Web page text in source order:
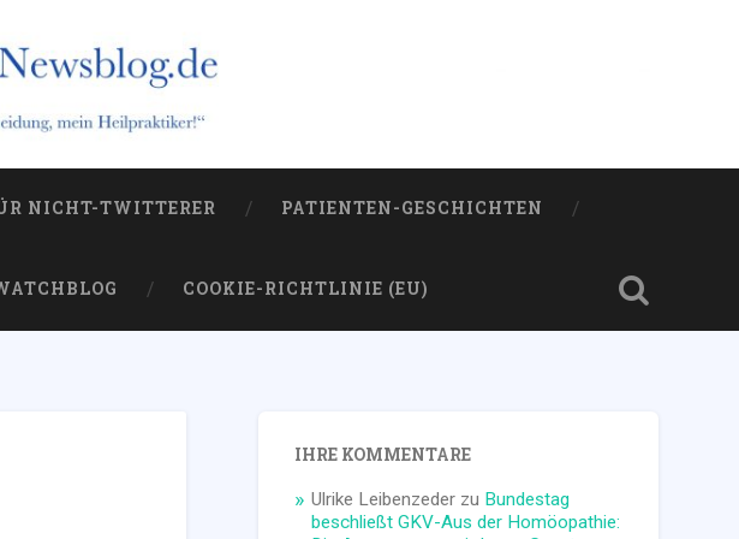
NICHT-TWITTERER PATIENTEN-GESCHICHTEN
COOKIE-RICHTLINIE (EU)
IHRE KOMMENTARE
Ulrike Leibenzeder zu Bundestag
beschließt GKV-Aus der Homöopathie: